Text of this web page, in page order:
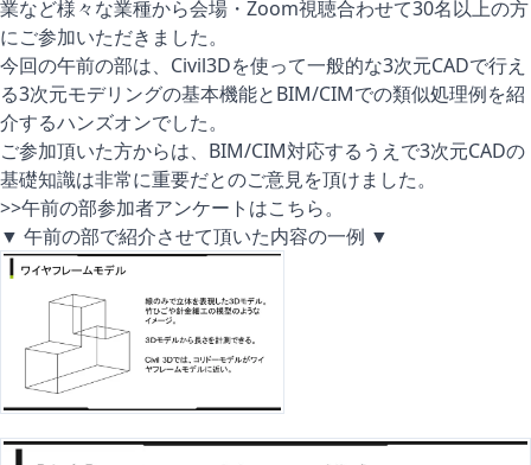
業など様々な業種から会場・Zoom視聴合わせて30名以上の方
にご参加いただきました。
今回の午前の部は、Civil3Dを使って一般的な3次元CADで行え
る3次元モデリングの基本機能とBIM/CIMでの類似処理例を紹
介するハンズオンでした。
ご参加頂いた方からは、BIM/CIM対応するうえで3次元CADの
基礎知識は非常に重要だとのご意見を頂けました。
>>午前の部参加者アンケートはこちら。
▼ 午前の部で紹介させて頂いた内容の一例 ▼